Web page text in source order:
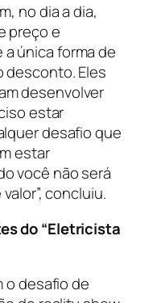
no dia a dia,
preço e
única forma de
desconto. Eles
desenvolver
estar
desafio que
estar
você não será
concluiu.
do “Eletricista
o desafio de